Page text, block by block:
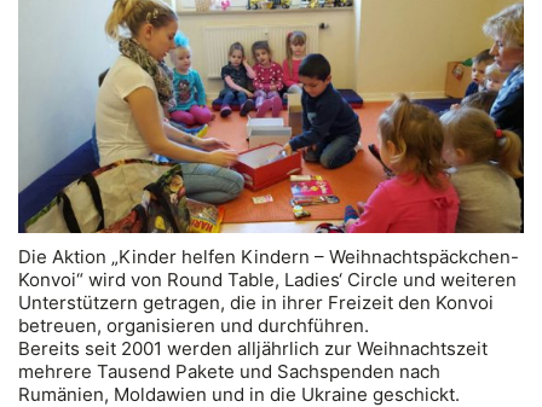
Die Aktion „Kinder helfen Kindern – Weihnachtspäckchen-
Konvoi“ wird von Round Table, Ladies‘ Circle und weiteren
Unterstützern getragen, die in ihrer Freizeit den Konvoi
betreuen, organisieren und durchführen.
Bereits seit 2001 werden alljährlich zur Weihnachtszeit
mehrere Tausend Pakete und Sachspenden nach
Rumänien, Moldawien und in die Ukraine geschickt.